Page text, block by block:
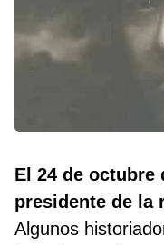
El 24 de octubre
presidente de la
Algunos